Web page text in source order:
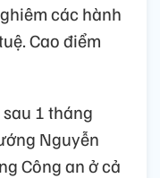
các hành
Cao điểm
1 tháng
Nguyễn
Công an ở cả